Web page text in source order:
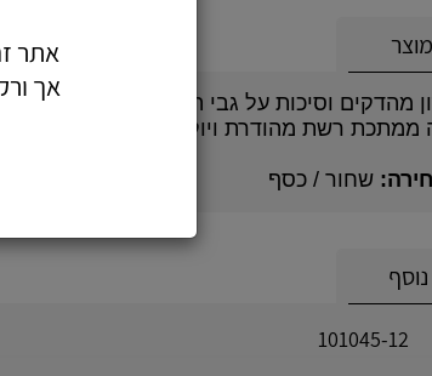
מהדקים וסיכות על גבי השולחן המשרדי.
ממתכת רשת מהודרת ויוקרתית.
שחור / כסף
101045-12
אתר
אך